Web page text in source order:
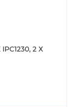
2 Х